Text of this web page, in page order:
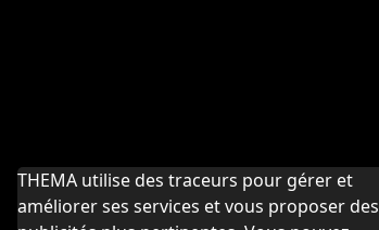
THEMA utilise des traceurs pour gérer et
améliorer ses services et vous proposer des